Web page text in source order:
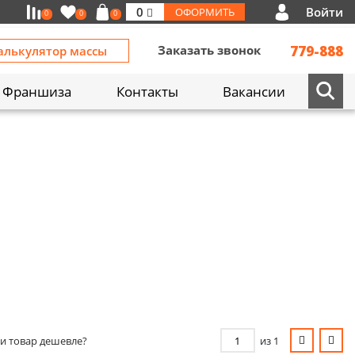
0 0 0 0 ОФОРМИТЬ Войти
массы Заказать звонок 779-888
Франшиза Контакты Вакансии
товар дешевле? из 1